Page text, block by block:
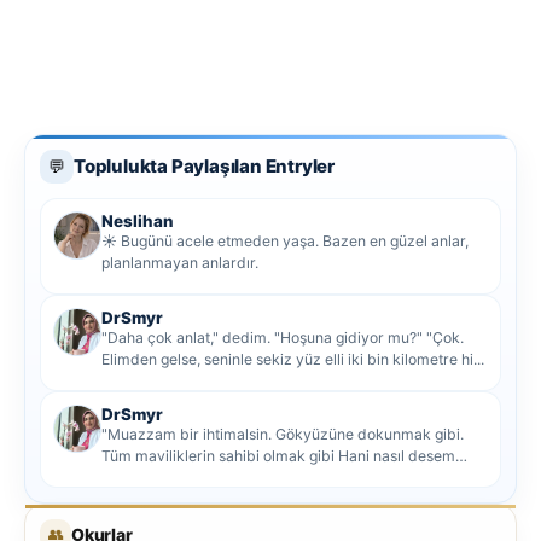
💬 Toplulukta Paylaşılan Entryler
Neslihan
☀️ Bugünü acele etmeden yaşa. Bazen en güzel anlar,
planlanmayan anlardır.
DrSmyr
"Daha çok anlat," dedim. "Hoşuna gidiyor mu?" "Çok.
Elimden gelse, seninle sekiz yüz elli iki bin kilometre hi...
DrSmyr
"Muazzam bir ihtimalsin. Gökyüzüne dokunmak gibi.
Tüm maviliklerin sahibi olmak gibi Hani nasıl desem
👥 Okurlar